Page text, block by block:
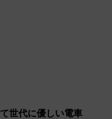
世代に優しい電車